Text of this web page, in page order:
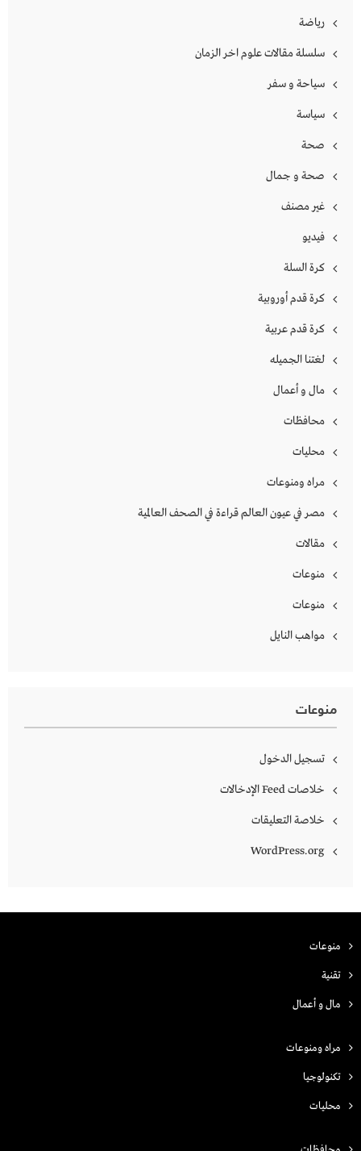
رياضة
سلسلة مقالات علوم اخر الزمان
سياحة و سفر
سياسة
صحة
صحة و جمال
غير مصنف
فيديو
كرة السلة
كرة قدم أوروبية
كرة قدم عربية
لغتنا الجميله
مال و أعمال
محافظات
محليات
مراه ومنوعات
مصر في عيون العالم قراءة في الصحف العالمية
مقالات
منوعات
منوعات
مواهب النايل
منوعات
تسجيل الدخول
خلاصات Feed الإدخالات
خلاصة التعليقات
WordPress.org
منوعات
تقنية
مال و أعمال
مراه ومنوعات
تكنولوجيا
محليات